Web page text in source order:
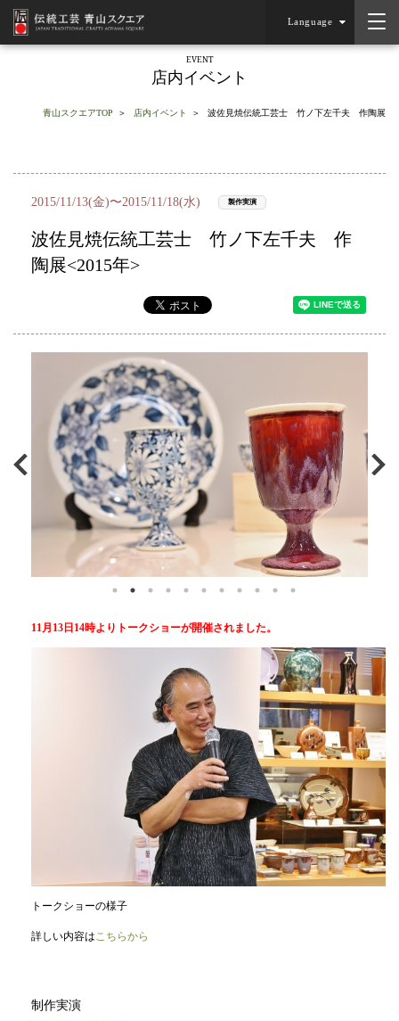
Language
EVENT
店内イベント
青山スクエアTOP 店内イベント 波佐見焼伝統工芸士 竹ノ下左千夫 作陶展
2015/11/13(金)〜2015/11/18(水) 製作実演
波佐見焼伝統工芸士 竹ノ下左千夫 作
陶展<2015年>
11月13日14時よりトークショーが開催されました。
トークショーの様子
詳しい内容はこちらから
制作実演